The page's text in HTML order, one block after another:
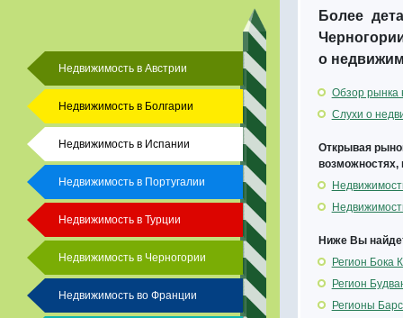
Более
о
Обзор рынка
Слухи о
Открывая
возможностях,
Ниже Вы
Регион Бока
Регион
Регионы
Недвижимость в Австрии
Недвижимость в Болгарии
Недвижимость в Испании
Недвижимость в Португалии
Недвижимость в Турции
Недвижимость в Черногории
Недвижимость во Франции